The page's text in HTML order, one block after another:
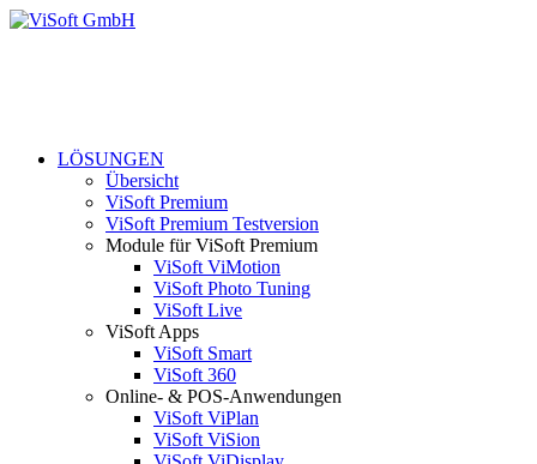
LÖSUNGEN
Übersicht
ViSoft Premium
ViSoft Premium Testversion
Module für ViSoft Premium
ViSoft ViMotion
ViSoft Photo Tuning
ViSoft Live
ViSoft Apps
ViSoft Smart
ViSoft 360
Online- & POS-Anwendungen
ViSoft ViPlan
ViSoft ViSion